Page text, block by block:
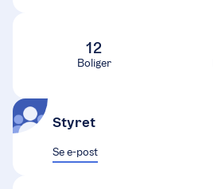
12
Boliger
Styret
Se e-post